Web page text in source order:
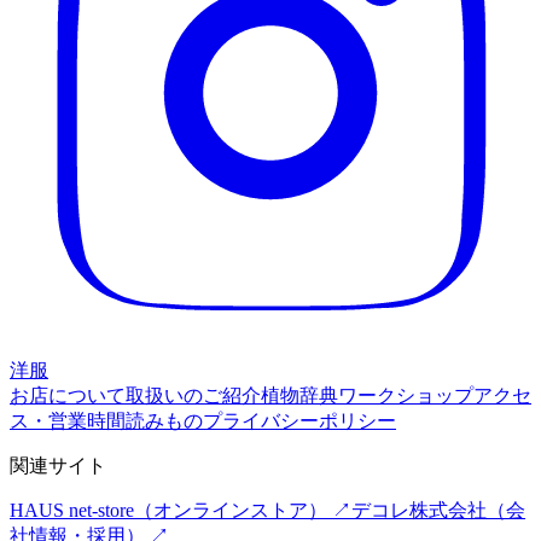
洋服
お店について取扱いのご紹介植物辞典ワークショップアクセ
ス・営業時間読みものプライバシーポリシー
関連サイト
HAUS net-store （オンラインストア） ↗ デコレ株式会社 （会
社情報・採用） ↗